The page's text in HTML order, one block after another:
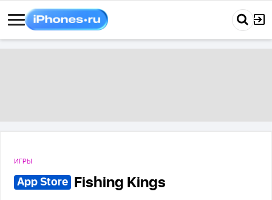
ИГРЫ
App Store Fishing Kings